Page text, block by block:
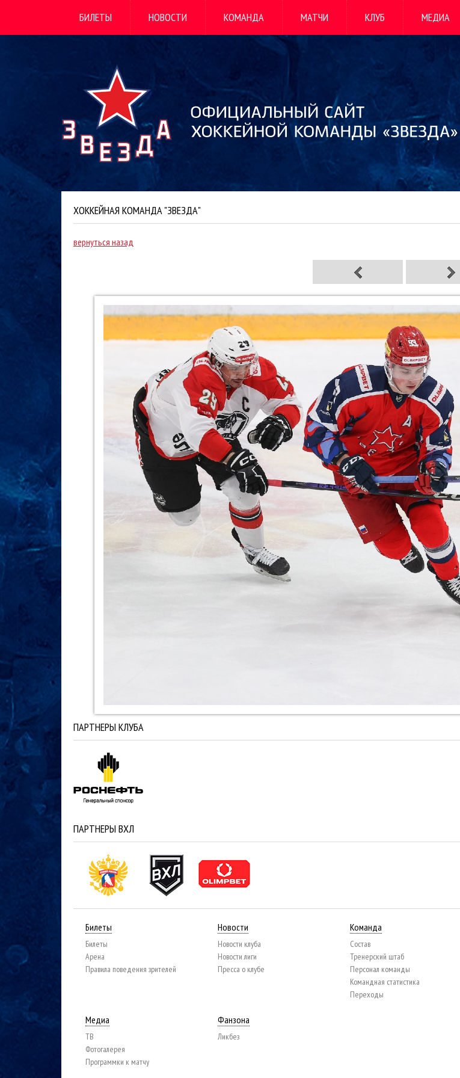
БИЛЕТЫ НОВОСТИ КОМАНДА МАТЧИ КЛУБ МЕДИА
ХОККЕЙНАЯ КОМАНДА "ЗВЕЗДА"
вернуться назад
ПАРТНЕРЫ КЛУБА
ПАРТНЕРЫ ВХЛ
Билеты
Билеты
Арена
Правила поведения зрителей
Новости
Новости клуба
Новости лиги
Пресса о клубе
Команда
Состав
Тренерский штаб
Персонал команды
Командная статистика
Переходы
Медиа
ТВ
Фотогалерея
Программки к матчу
Фанзона
Ликбез